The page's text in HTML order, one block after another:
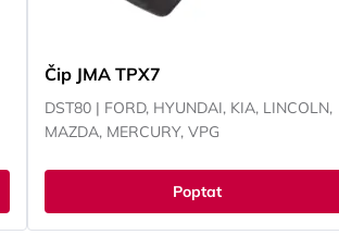
Čip JMA TPX7
DST80 | FORD, HYUNDAI, KIA, LINCOLN,
MAZDA, MERCURY, VPG
Poptat